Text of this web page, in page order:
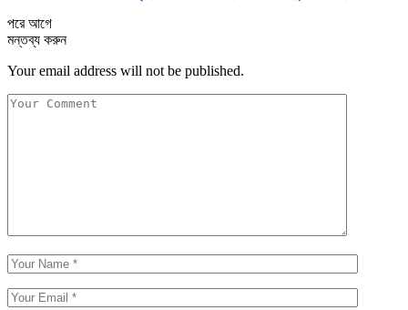
পরেআগে
মন্তব্য করুন
Your email address will not be published.